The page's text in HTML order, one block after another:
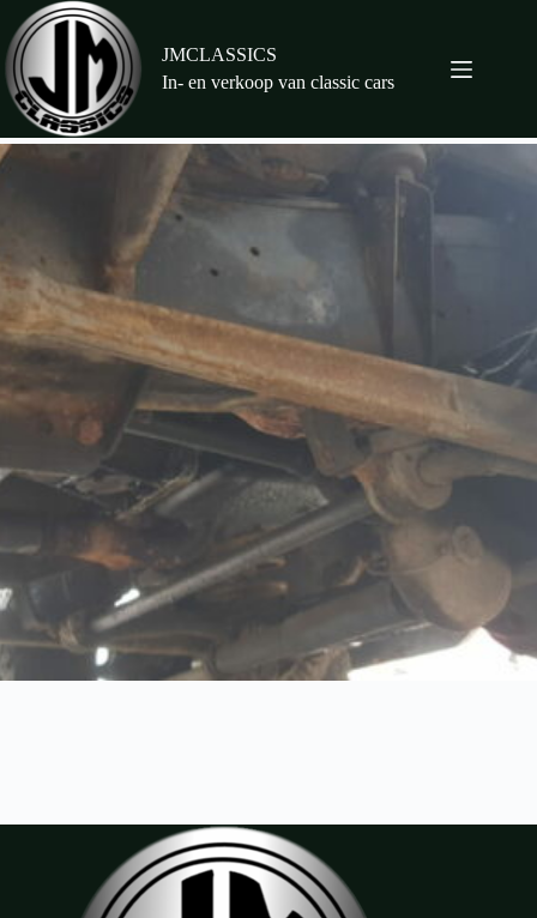
naar
de
inhoud
JMCLASSICS
In- en verkoop van classic cars